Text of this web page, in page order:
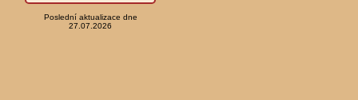
Poslední aktualizace dne
27.07.2026